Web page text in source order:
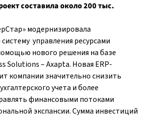
составила около 200 тыс.
модернизировала
управления ресурсами
нового решения на базе
Solutions – Axapta. Новая ERP-
компании значительно снизить
учета и более
финансовыми потоками
экспансии. Сумма инвестиций